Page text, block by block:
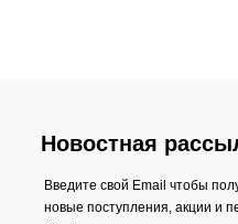
Новостная
Введите свой Email чтобы
новые поступления, акции и